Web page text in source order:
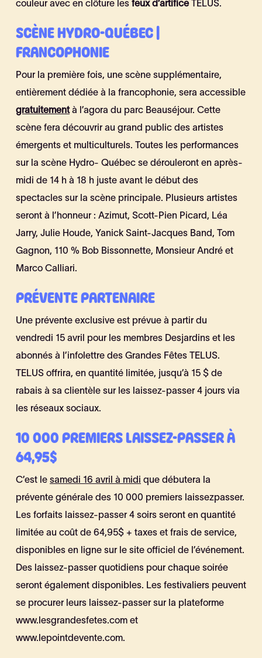
couleur avec en clôture les feux d’artificeTELUS.
SCÈNE HYDRO-QUÉBEC |
FRANCOPHONIE
Pour la première fois, une scène supplémentaire,
entièrement dédiée à la francophonie, sera accessible
gratuitementà l’agora du parc Beauséjour. Cette
scène fera découvrir au grand public des artistes
émergents et multiculturels. Toutes les performances
sur la scène Hydro- Québec se dérouleront en après-
midi de 14 h à 18 h juste avant le début des
spectacles sur la scène principale. Plusieurs artistes
seront à l’honneur : Azimut, Scott-Pien Picard, Léa
Jarry, Julie Houde, Yanick Saint-Jacques Band, Tom
Gagnon, 110 % Bob Bissonnette, Monsieur André et
Marco Calliari.
PRÉVENTE PARTENAIRE
Une prévente exclusive est prévue à partir du
vendredi 15 avril pour les membres Desjardins et les
abonnés à l’infolettre des Grandes Fêtes TELUS.
TELUS offrira, en quantité limitée, jusqu’à 15 $ de
rabais à sa clientèle sur les laissez-passer 4 jours via
les réseaux sociaux.
10 000 PREMIERS LAISSEZ-PASSER À
64,95$
C’est le samedi 16 avril à midi que débutera la
prévente générale des 10 000 premiers laissezpasser.
Les forfaits laissez-passer 4 soirs seront en quantité
limitée au coût de 64,95$ + taxes et frais de service,
disponibles en ligne sur le site officiel de l’événement.
Des laissez-passer quotidiens pour chaque soirée
seront également disponibles. Les festivaliers peuvent
se procurer leurs laissez-passer sur la plateforme
www.lesgrandesfetes.com et
www.lepointdevente.com.